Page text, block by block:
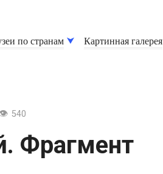
по странам Картинная галерея
540
Фрагмент